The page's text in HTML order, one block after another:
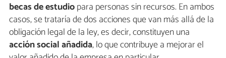
becas de estudiopara personas sin recursos. En ambos
casos, se trataría de dos acciones que van más allá de la
obligación legal de la ley, es decir, constituyen una
acción social añadida, lo que contribuye a mejorar el